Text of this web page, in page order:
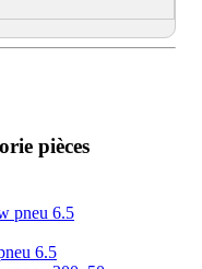
pièces
6.5